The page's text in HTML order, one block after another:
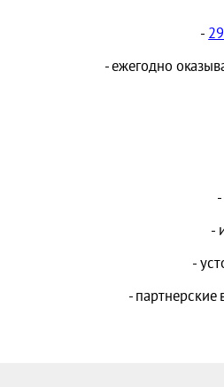
-
- ежегодно
-
-
-